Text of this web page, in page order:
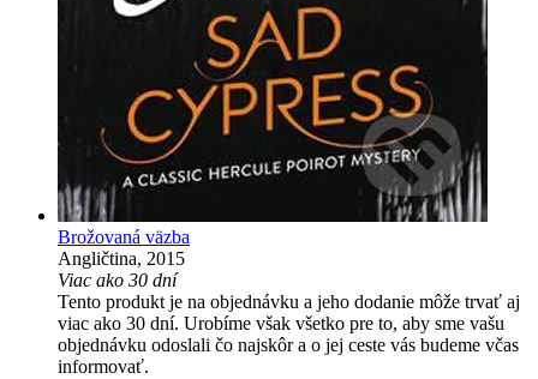
Brožovaná väzba
Angličtina, 2015
Viac ako 30 dní
Tento produkt je na objednávku a jeho dodanie môže trvať aj
viac ako 30 dní. Urobíme však všetko pre to, aby sme vašu
objednávku odoslali čo najskôr a o jej ceste vás budeme včas
informovať.